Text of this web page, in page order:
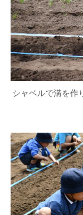
シャベルで溝を作